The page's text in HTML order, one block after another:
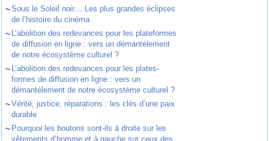
~Sous le Soleil noir… Les plus grandes éclipses
de l’histoire du cinéma
~ L’abolition des redevances pour les plateformes
de diffusion en ligne : vers un démantèlement
de notre écosystème culturel ?
~ L’abolition des redevances pour les plates-
formes de diffusion en ligne : vers un
démantèlement de notre écosystème culturel ?
~Vérité, justice, réparations : les clés d’une paix
durable
~ Pourquoi les boutons sont-ils à droite sur les
vêtements d’homme et à gauche sur ceux des